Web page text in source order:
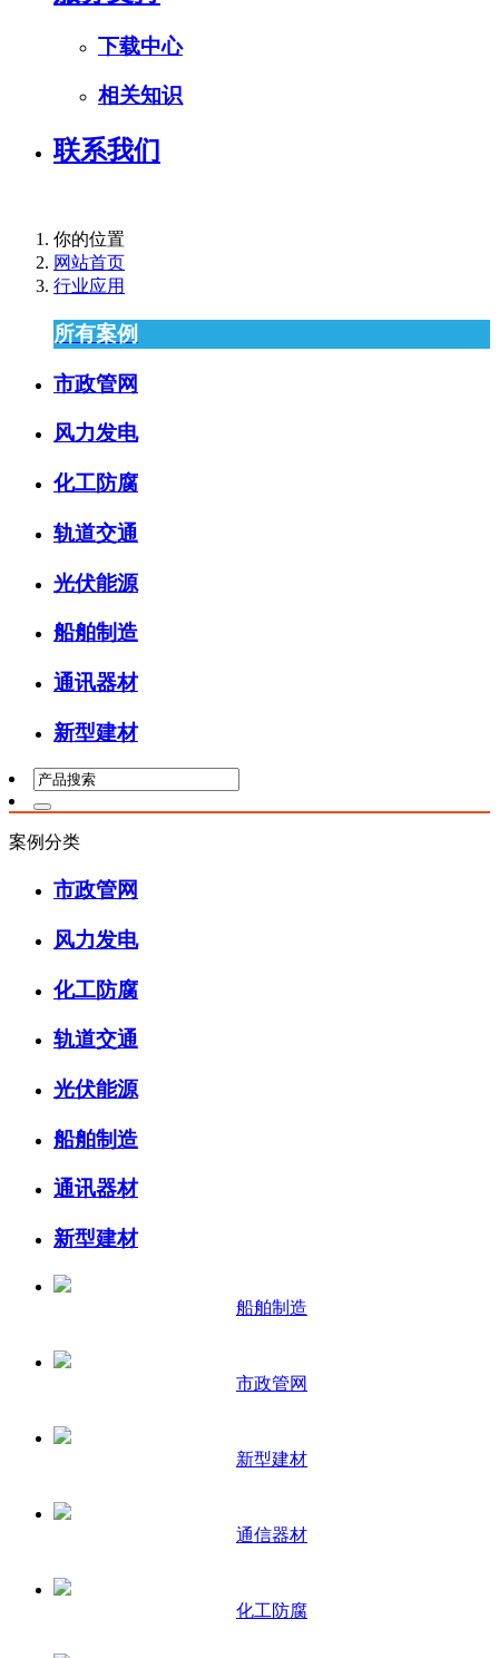
下载中心
相关知识
联系我们
你的位置
网站首页
行业应用
所有案例
市政管网
风力发电
化工防腐
轨道交通
光伏能源
船舶制造
通讯器材
新型建材
案例分类
市政管网
风力发电
化工防腐
轨道交通
光伏能源
船舶制造
通讯器材
新型建材
船舶制造
市政管网
新型建材
通信器材
化工防腐